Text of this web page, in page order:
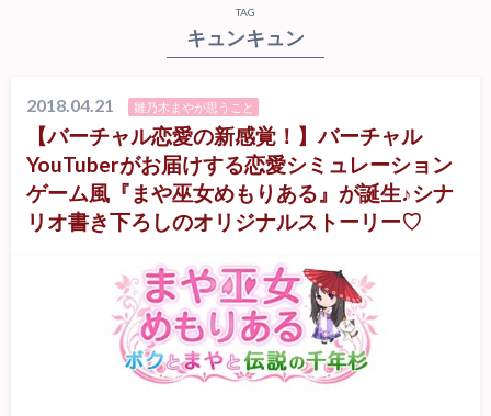
TAG
キュンキュン
2018.04.21 雛乃木まやが思うこと
【バーチャル恋愛の新感覚！】バーチャル
YouTuberがお届けする恋愛シミュレーション
ゲーム風『まや巫女めもりある』が誕生♪シナ
リオ書き下ろしのオリジナルストーリー♡